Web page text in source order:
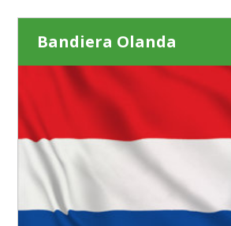
Bandiera Olanda